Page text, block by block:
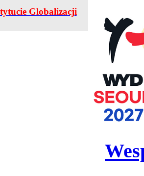
Globalizacji